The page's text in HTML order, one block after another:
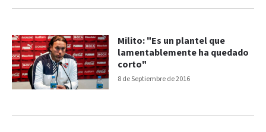
8 de Septiembre de 2016
Milito: "Es un plantel que
lamentablemente ha quedado
corto"